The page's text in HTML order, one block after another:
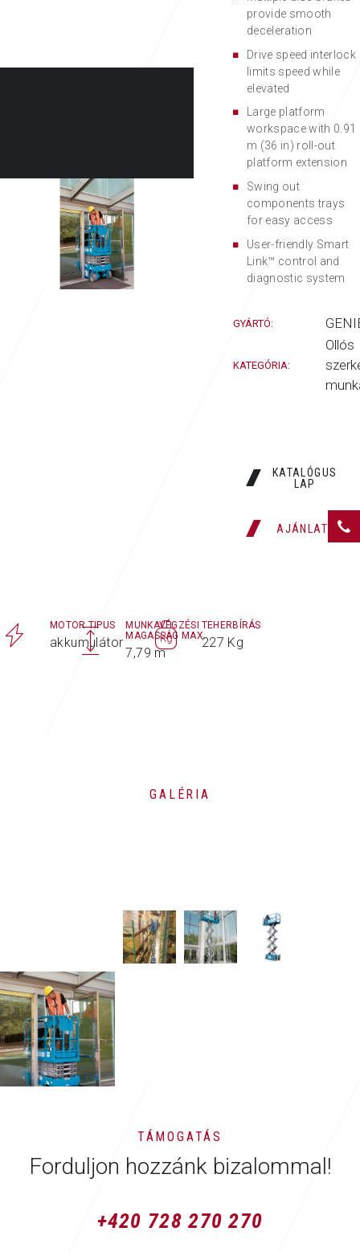
provide smooth
deceleration
Drive speed interlock
limits speed while
elevated
Large platform
workspace with 0.91
m (36 in) roll-out
platform extension
Swing out
components trays
for easy access
User-friendly Smart
Link™ control and
diagnostic system
GYÁRTÓ:
KATEGÓRIA:
Ollós
KATALÓGUS
LAP
MOTOR TIPUS
akkumulátor
MUNKAVÉGZÉSI
MAGASSÁG MAX.
7,79 m
TEHERBÍRÁS
227 Kg
GALÉRIA
TÁMOGATÁS
Forduljon hozzánk bizalommal!
+420 728 270 270